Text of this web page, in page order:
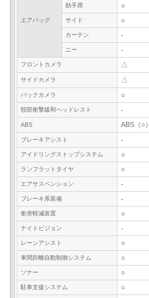
エアバッグ
助手席 ○
サイド ○
カーテン -
ニー -
フロントカメラ △
サイドカメラ △
バックカメラ ○
頸部衝撃緩和ヘッドレスト -
ABS ABS（○）
ブレーキアシスト -
アイドリングストップシステム ○
ランフラットタイヤ ○
エアサスペンション -
ブレーキ系装備 -
衝突軽減装置 ○
ナイトビジョン -
レーンアシスト ○
車間距離自動制御システム ○
ソナー ○
駐車支援システム ○